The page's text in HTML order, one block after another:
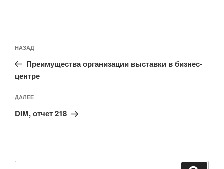
по
записям
Предыдущая
запись:
НАЗАД
Преимущества организации выставки в бизнес-
центре
Следующая
запись
ДАЛЕЕ
DIM, отчет 218